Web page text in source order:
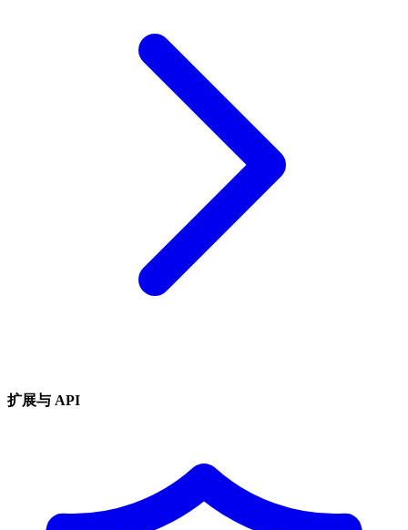
扩展与 API